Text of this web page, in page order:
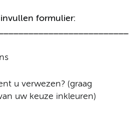
formulier:
u verwezen? (graag
uw keuze inkleuren)